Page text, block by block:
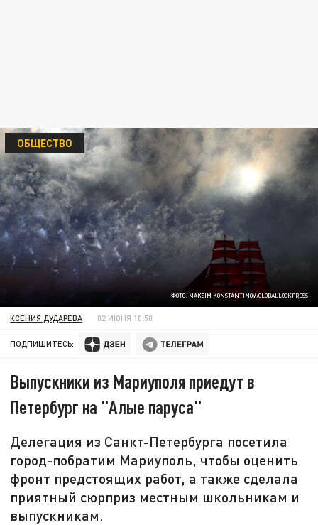
ФОТО: MAKSIM KONSTANTINOV/GLOBALLOOKPRESS
ОБЩЕСТВО
КСЕНИЯ ДУДАРЕВА 02 ИЮНЯ 10:50
ПОДПИШИТЕСЬ:
Выпускники из Мариуполя приедут в
Петербург на "Алые паруса"
Делегация из Санкт-Петербурга посетила
город-побратим Мариуполь, чтобы оценить
фронт предстоящих работ, а также сделала
приятный сюрприз местным школьникам и
выпускникам.